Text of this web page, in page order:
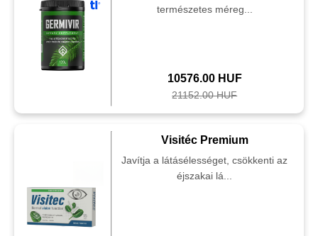
természetes méreg...
10576.00 HUF
21152.00 HUF
Visitéc Premium
Javítja a látásélességet, csökkenti az
éjszakai lá...